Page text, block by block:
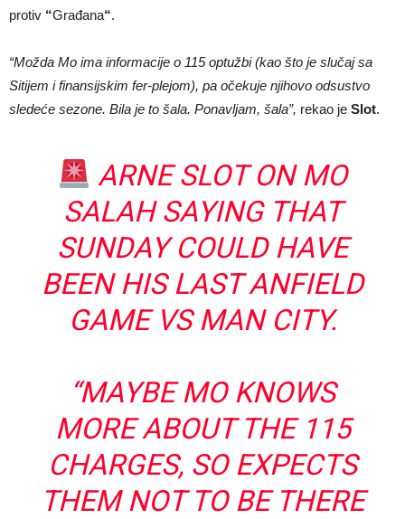
protiv “Građana“.
“Možda Mo ima informacije o 115 optužbi (kao što je slučaj sa
Sitijem i finansijskim fer-plejom), pa očekuje njihovo odsustvo
sledeće sezone. Bila je to šala. Ponavljam, šala”, rekao je Slot.
ARNE SLOT ON MO
SALAH SAYING THAT
SUNDAY COULD HAVE
BEEN HIS LAST ANFIELD
GAME VS MAN CITY.
“MAYBE MO KNOWS
MORE ABOUT THE 115
CHARGES, SO EXPECTS
THEM NOT TO BE THERE